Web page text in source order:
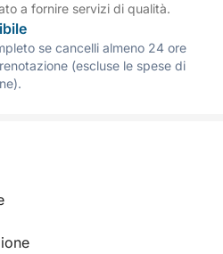
a fornire servizi di qualità.
se cancelli almeno 24 ore
(escluse le spese di